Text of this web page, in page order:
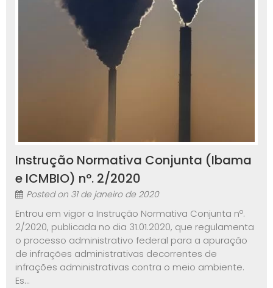
Instrução Normativa Conjunta (Ibama
e ICMBIO) nº. 2/2020
Posted on 31 de janeiro de 2020
Entrou em vigor a Instrução Normativa Conjunta nº.
2/2020, publicada no dia 31.01.2020, que regulamenta
o processo administrativo federal para a apuração
de infrações administrativas decorrentes de
infrações administrativas contra o meio ambiente.
Es...